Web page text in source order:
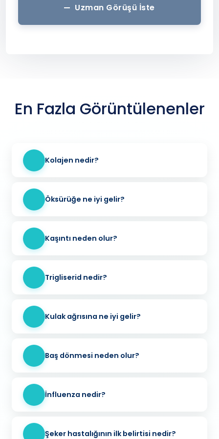
Uzman Görüşü İste
En Fazla Görüntülenenler
Kolajen nedir?
Öksürüğe ne iyi gelir?
Kaşıntı neden olur?
Trigliserid nedir?
Kulak ağrısına ne iyi gelir?
Baş dönmesi neden olur?
İnfluenza nedir?
Şeker hastalığının ilk belirtisi nedir?